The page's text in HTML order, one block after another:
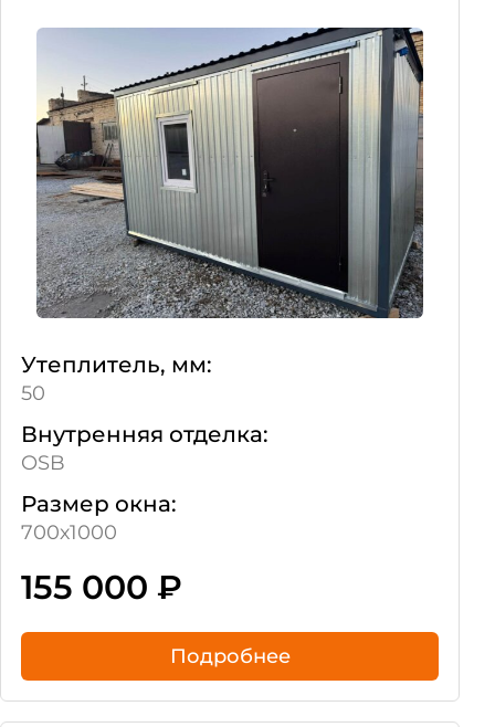
Утеплитель, мм:
50
Внутренняя отделка:
OSB
Размер окна:
700х1000
155 000 ₽
Подробнее